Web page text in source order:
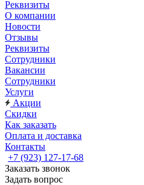
Реквизиты
О компании
Новости
Отзывы
Реквизиты
Сотрудники
Вакансии
Сотрудники
Услуги
Акции
Скидки
Как заказать
Оплата и доставка
Контакты
+7 (923) 127-17-68
Заказать звонок
Задать вопрос